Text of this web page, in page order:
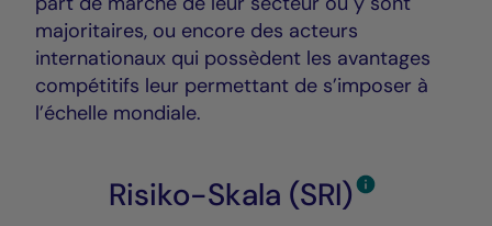
majoritaires, ou encore des acteurs
internationaux qui possèdent les avantages
compétitifs leur permettant de s’imposer à
l’échelle mondiale.
Risiko-Skala (SRI)